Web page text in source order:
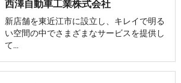
西澤自動車工業株式会社
新店舗を東近江市に設立し、キレイで明る
い空間の中でさまざまなサービスを提供し
て…